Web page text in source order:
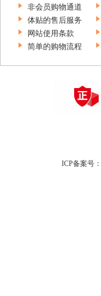
非会员购物通道
体贴的售后服务
网站使用条款
简单的购物流程
ICP备案号：